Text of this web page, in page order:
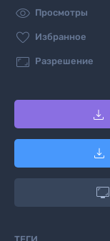
 Просмотры
 Избранное
 Разрешение


